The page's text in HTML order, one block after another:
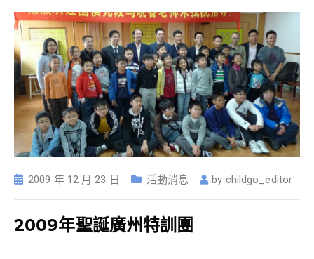
2009 年 12 月 23 日 活動消息 by childgo_editor
2009年聖誕廣州特訓團